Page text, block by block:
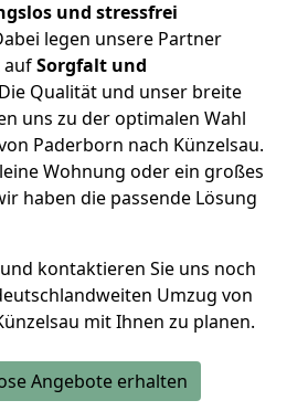
und stressfrei
legen unsere Partner
aufSorgfalt und
Die Qualität und unser breite
uns zu der optimalen Wahl
Paderborn nach Künzelsau.
Wohnung oder ein großes
haben die passende Lösung
und kontaktieren Sie uns noch
Umzug von
mit Ihnen zu planen.
Angebote erhalten